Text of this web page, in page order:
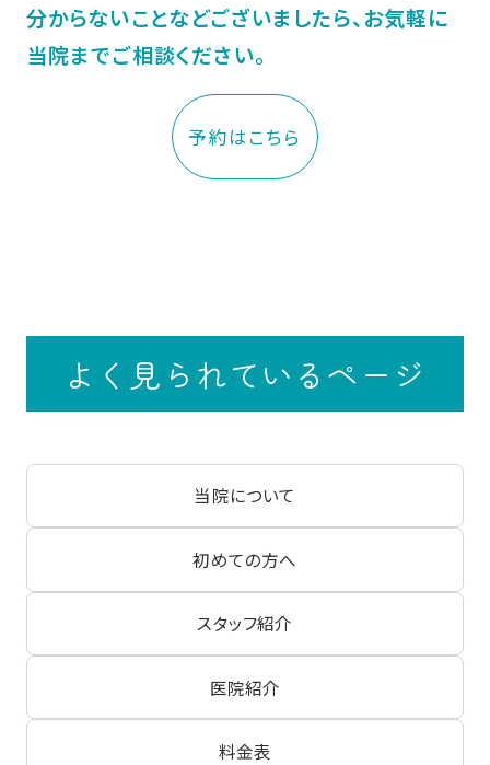
分からないことなどございましたら、お気軽に
当院までご相談ください。
予約はこちら
よく見られているページ
当院について
初めての方へ
スタッフ紹介
医院紹介
料金表